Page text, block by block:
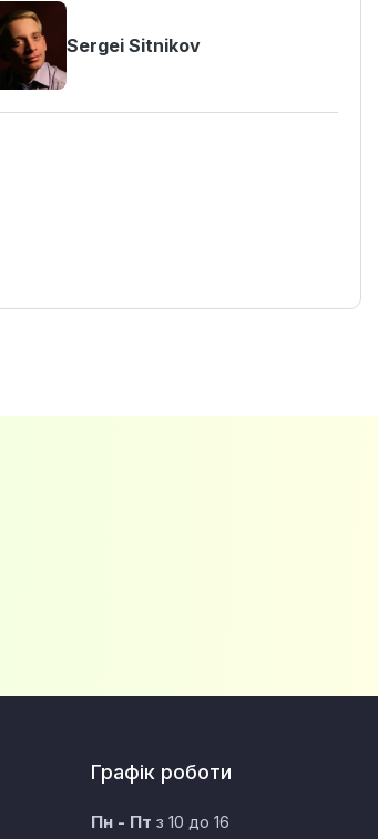
Sergei Sitnikov
Графік роботи
Пн - Пт з 10 до 16